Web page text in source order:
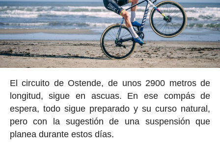
El circuito de Ostende, de unos 2900 metros de
longitud, sigue en ascuas. En ese compás de
espera, todo sigue preparado y su curso natural,
pero con la sugestión de una suspensión que
planea durante estos días.